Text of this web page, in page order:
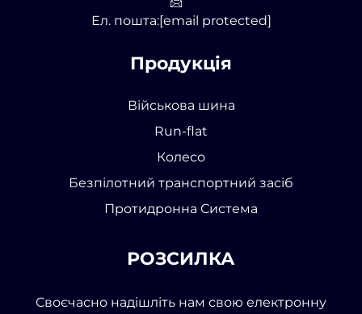
Ел. пошта:[email protected]
Продукція
Військова шина
Run-flat
Колесо
Безпілотний транспортний засіб
Протидронна Система
РОЗСИЛКА
Своєчасно надішліть нам свою електронну